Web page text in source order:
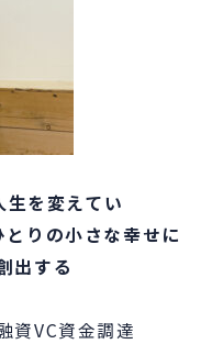
生を変えてい
りの小さな幸せに
出する
資VC資金調達